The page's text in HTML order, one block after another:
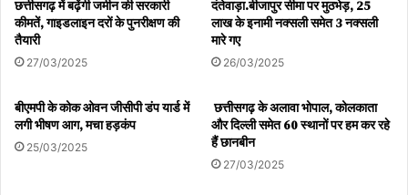
छत्तीसगढ़ में बढ़ेंगी जमीन की सरकारी
कीमतें, गाइडलाइन दरों के पुनरीक्षण की
तैयारी
27/03/2025
दंतेवाड़ा.बीजापुर सीमा पर मुठभेड़, 25
लाख के इनामी नक्सली समेत 3 नक्सली
मारे गए
26/03/2025
बीएमपी के कोक ओवन जीसीपी डंप यार्ड में
लगी भीषण आग, मचा हड़कंप
25/03/2025
छत्तीसगढ़ के अलावा भोपाल, कोलकाता
और दिल्ली समेत 60 स्थानों पर हम कर रहे
हैं छानबीन
27/03/2025